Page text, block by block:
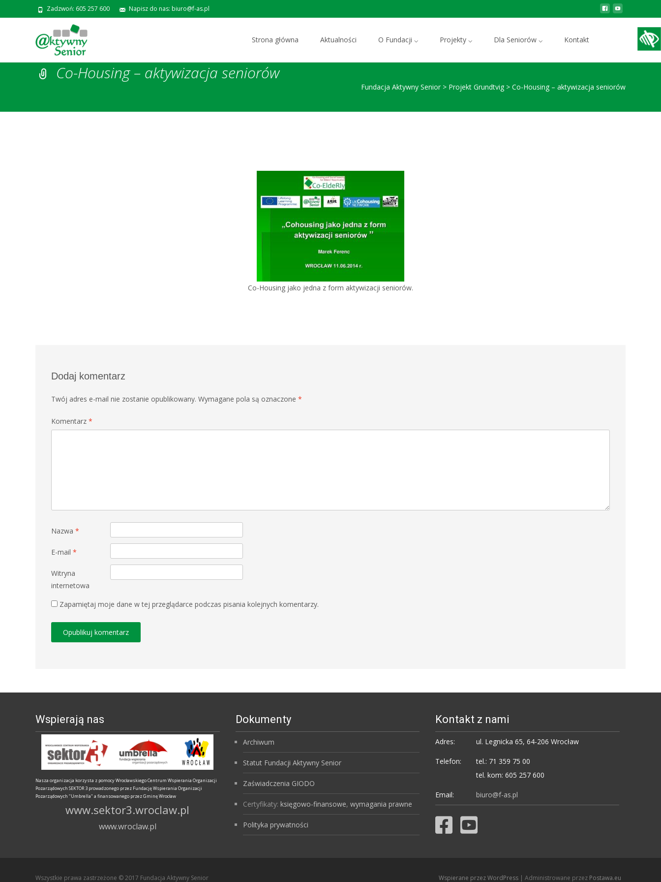
Zadzwoń: 605 257 600 Napisz do nas: biuro@f-as.pl
Strona główna
Aktualności O Fundacji ⌵ Projekty ⌵ Dla Seniorów ⌵ Kontakt
Co-Housing – aktywizacja seniorów
Fundacja Aktywny Senior> Projekt Grundtvig> Co-Housing – aktywizacja seniorów
Co-Housing jako jedna z form aktywizacji seniorów.
Dodaj komentarz
Twój adres e-mail nie zostanie opublikowany. Wymagane pola są oznaczone *
Komentarz *
Nazwa *
E-mail *
Witryna
internetowa
Zapamiętaj moje dane w tej przeglądarce podczas pisania kolejnych komentarzy.
Wspierają nas
Nasza organizacja korzysta z pomocy Wrocławskiego Centrum Wspierania Organizacji
Pozarządowych SEKTOR 3 prowadzonego przez Fundację Wspierania Organizacji
Pozarządowych "Umbrella" a finansowanego przez Gminę Wrocław
www.sektor3.wroclaw.pl
www.wroclaw.pl
Dokumenty
Archiwum
Statut Fundacji Aktywny Senior
Zaświadczenia GIODO
Certyfikaty: księgowo-finansowe, wymagania prawne
Polityka prywatności
Kontakt z nami
Adres: ul. Legnicka 65, 64-206 Wrocław
Telefon:
tel.: 71 359 75 00
tel. kom: 605 257 600
Email: biuro@f-as.pl
Wszystkie prawa zastrzeżone © 2017 Fundacja Aktywny Senior Wspierane przez WordPress | Administrowane przez Postawa.eu